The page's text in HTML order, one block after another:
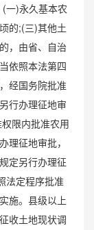
一)永久基本农
的;(三)其他土
，由省、自治
依照本法第四
经国务院批准
行办理征地审
限内批准农用
理征地审批，
定另行办理征
法定程序批准
施。县级以上
收土地现状调